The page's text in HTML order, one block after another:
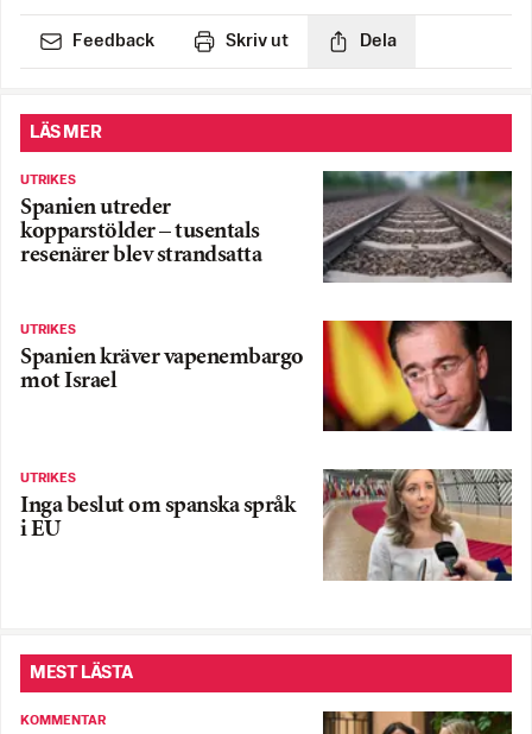
Feedback Skriv ut Dela
LÄS MER
UTRIKES
Spanien utreder
kopparstölder – tusentals
resenärer blev strandsatta
UTRIKES
Spanien kräver vapenembargo
mot Israel
UTRIKES
Inga beslut om spanska språk
i EU
MEST LÄSTA
KOMMENTAR